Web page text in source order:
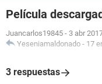
Película
Juancarlos19845 - 3 abr
Yeseniamaldonado - 17
3 respuestas